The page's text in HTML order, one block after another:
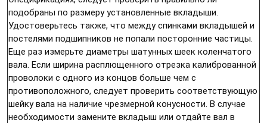
подобраны по размеру установленные вкладыши.
Удостоверьтесь также, что между спинками вкладышей и
постелями подшипников не попали посторонние частицы.
Еще раз измерьте диаметры шатунных шеек коленчатого
вала. Если ширина расплющенного отрезка калиброванной
проволоки с одного из концов больше чем с
противоположного, следует проверить соответствующую
шейку вала на наличие чрезмерной конусности. В случае
необходимости замените вкладыш или отдайте вал в